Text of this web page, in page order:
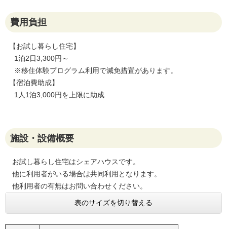
費用負担
【お試し暮らし住宅】
1泊2日3,300円～
※移住体験プログラム利用で減免措置があります。
【宿泊費助成】
1人1泊3,000円を上限に助成
施設・設備概要
お試し暮らし住宅はシェアハウスです。
他に利用者がいる場合は共同利用となります。
他利用者の有無はお問い合わせください。
表のサイズを切り替える